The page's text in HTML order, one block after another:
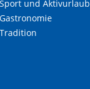
Sport und Aktivurlaub
Gastronomie
Tradition